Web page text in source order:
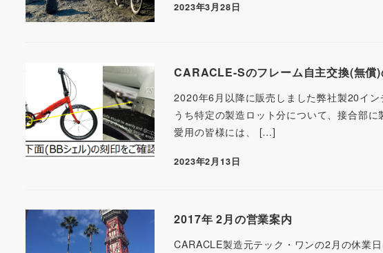
2023年3月28日
CARACLE-Sのフレーム自主交換(無償
2020年6月以降に販売しました弊社製20イ
うち特定の製造ロット分について、接合部
愛用の皆様には、 […]
2023年2月13日
2017年 2月の営業案内
CARACLE製造元テック・ワンの2月の休業